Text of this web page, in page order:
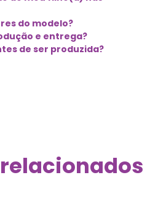
do modelo?
e entrega?
de ser produzida?